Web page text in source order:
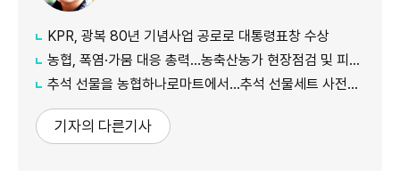
KPR, 광복 80년 기념사업 공로로 대통령표창 수상
농협, 폭염·가뭄 대응 총력...농축산농가 현장점검 및 피해 예방 강화
추석 선물을 농협하나로마트에서…추석 선물세트 사전예약 실시
기자의 다른기사